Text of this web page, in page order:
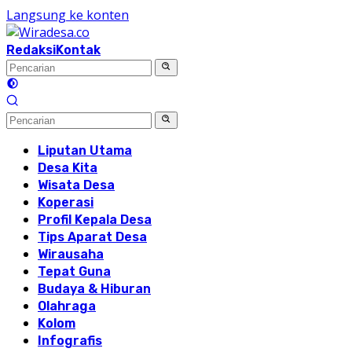
Langsung ke konten
RedaksiKontak
Liputan Utama
Desa Kita
Wisata Desa
Koperasi
Profil Kepala Desa
Tips Aparat Desa
Wirausaha
Tepat Guna
Budaya & Hiburan
Olahraga
Kolom
Infografis